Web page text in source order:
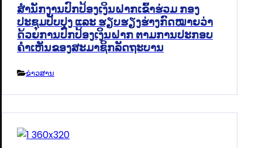
ສໍານັກງານປົກປ້ອງເງິນຝາກເຂົ້າຮ່ວມ ກອງ
ປະຊຸມປັບປຸງ ແລະ ຮຽບຮຽງຮ່າງກົດໝາຍວ່າ
ດ້ວຍການປົກປ້ອງເງິນຝາກ ຕາມການປະກອບ
ຄຳເຫັນຂອງສະມາຊິກລັດຖະບານ
ຂ່າວສານ